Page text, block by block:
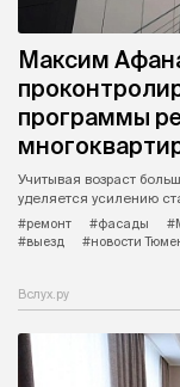
Максим
программы
Учитывая возраст
уделяется усилению
#ремонт
#фасады
#выезд
#новости
Вслух.ру